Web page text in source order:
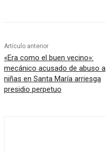
Artículo anterior
«Era como el buen vecino»:
mecánico acusado de abuso a
niñas en Santa María arriesga
presidio perpetuo